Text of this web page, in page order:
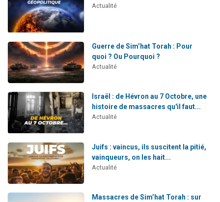
Actualité
Guerre de Sim’hat Torah : Pour
quoi ? Ou Pourquoi ?
Actualité
Israël : de Hévron au 7 Octobre, une
histoire de massacres qu'il faut...
Actualité
Juifs : vaincus, ils suscitent la pitié,
vainqueurs, on les hait...
Actualité
Massacres de Sim’hat Torah : sur